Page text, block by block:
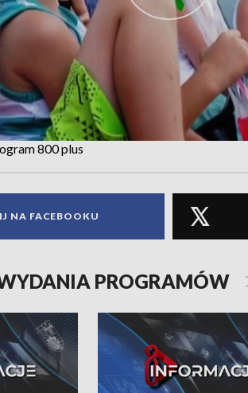
800 plus
NA FACEBOOKU
PROGRAMÓW